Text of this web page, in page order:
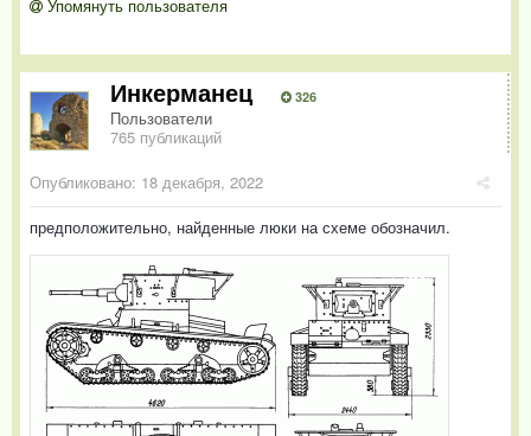
Упомянуть пользователя
Инкерманец 326
Пользователи
765 публикаций
Опубликовано: 18 декабря, 2022
предположительно, найденные люки на схеме обозначил.